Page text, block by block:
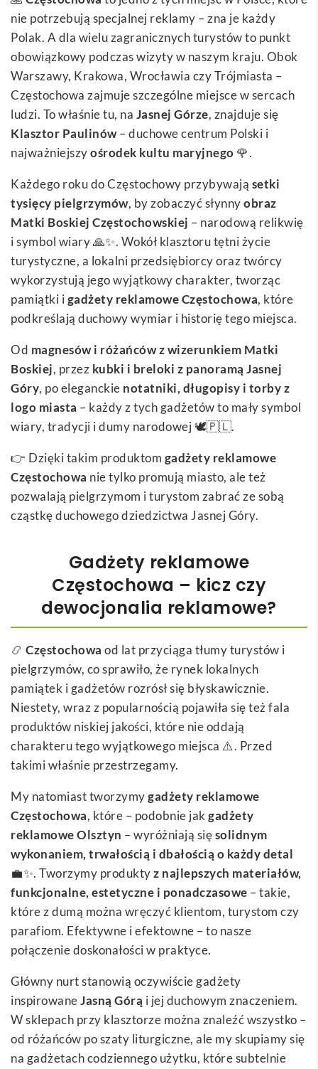
nie potrzebują specjalnej reklamy – zna je każdy
Polak. A dla wielu zagranicznych turystów to punkt
obowiązkowy podczas wizyty w naszym kraju. Obok
Warszawy, Krakowa, Wrocławia czy Trójmiasta –
Częstochowa zajmuje szczególne miejsce w sercach
ludzi. To właśnie tu, na Jasnej Górze, znajduje się
Klasztor Paulinów– duchowe centrum Polski i
najważniejszyośrodek kultu maryjnego 🌹.
Każdego roku do Częstochowy przybywają setki
tysięcy pielgrzymów, by zobaczyć słynnyobraz
Matki Boskiej Częstochowskiej – narodową relikwię
i symbol wiary 🙏✨. Wokół klasztoru tętni życie
turystyczne, a lokalni przedsiębiorcy oraz twórcy
wykorzystują jego wyjątkowy charakter, tworząc
pamiątki igadżety reklamowe Częstochowa, które
podkreślają duchowy wymiar i historię tego miejsca.
Od magnesów i różańców z wizerunkiem Matki
Boskiej, przez kubki i breloki z panoramą Jasnej
Góry, po eleganckie notatniki, długopisy i torby z
logo miasta – każdy z tych gadżetów to mały symbol
wiary, tradycji i dumy narodowej 🕊️🇵🇱.
👉 Dzięki takim produktom gadżety reklamowe
Częstochowa nie tylko promują miasto, ale też
pozwalają pielgrzymom i turystom zabrać ze sobą
cząstkę duchowego dziedzictwa Jasnej Góry.
Gadżety reklamowe
Częstochowa – kicz czy
dewocjonalia reklamowe?
📿 Częstochowa od lat przyciąga tłumy turystów i
pielgrzymów, co sprawiło, że rynek lokalnych
pamiątek i gadżetów rozrósł się błyskawicznie.
Niestety, wraz z popularnością pojawiła się też fala
produktów niskiej jakości, które nie oddają
charakteru tego wyjątkowego miejsca ⚠️. Przed
takimi właśnie przestrzegamy.
My natomiast tworzymygadżety reklamowe
Częstochowa, które – podobnie jak gadżety
reklamowe Olsztyn – wyróżniają sięsolidnym
wykonaniem, trwałością i dbałością o każdy detal
💼✨. Tworzymy produktyz najlepszych materiałów,
funkcjonalne, estetyczne i ponadczasowe – takie,
które z dumą można wręczyć klientom, turystom czy
parafiom. Efektywne i efektowne – to nasze
połączenie doskonałości w praktyce.
Główny nurt stanowią oczywiście gadżety
inspirowaneJasną Górą i jej duchowym znaczeniem.
W sklepach przy klasztorze można znaleźć wszystko –
od różańców po szaty liturgiczne, ale my skupiamy się
na gadżetach codziennego użytku, które subtelnie